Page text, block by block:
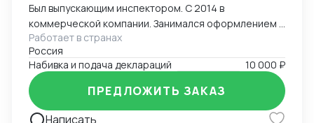
Был выпускающим инспектором. С 2014 в
коммерческой компании. Занимался оформлением и
выпуском деклараций. Досмотры, оформление
разрешительных документов, корректировки ДТ
после выпуска товара, КТС. Широкий перечень
оформляемых грузов- редкоземельные материалы,
оборудование, химия, части БПЛА.
Работает в странах
Россия
Набивка и подача деклараций
10 000 ₽
Написать
ПРЕДЛОЖИТЬ ЗАКАЗ